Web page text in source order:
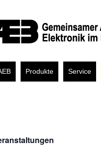
Produkte Service